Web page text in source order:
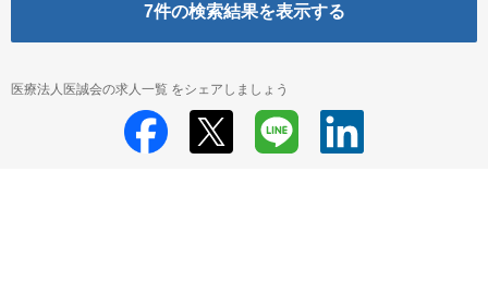
7件の検索結果を表示する
医療法人医誠会の求人一覧 をシェアしましょう